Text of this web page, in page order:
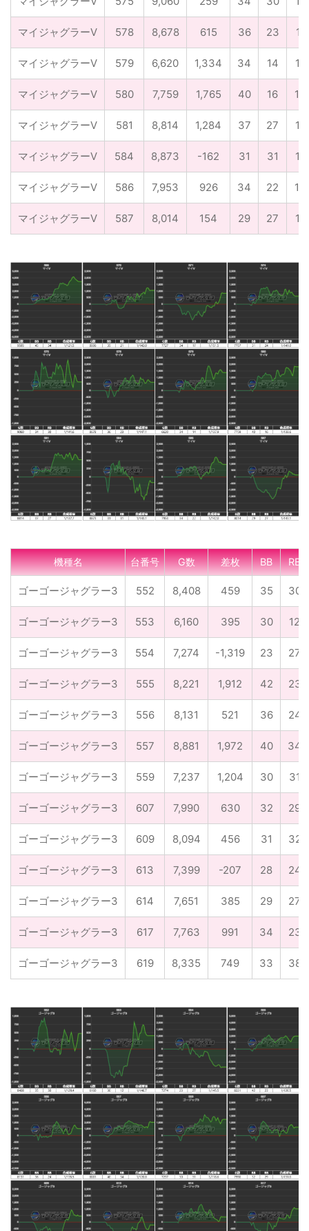
マイジャグラーV 578 8,678 615 36 23 1/
マイジャグラーV 579 6,620 1,334 34 14 1/
マイジャグラーV 580 7,759 1,765 40 16 1/
マイジャグラーV 581 8,814 1,284 37 27 1/
マイジャグラーV 584 8,873 -162 31 31 1/
マイジャグラーV 586 7,953 926 34 22 1/
マイジャグラーV 587 8,014 154 29 27 1/
機種名 台番号 G数 差枚 BB RB
ゴーゴージャグラー3 552 8,408 459 35 30
ゴーゴージャグラー3 553 6,160 395 30 12
ゴーゴージャグラー3 554 7,274 -1,319 23 27
ゴーゴージャグラー3 555 8,221 1,912 42 23
ゴーゴージャグラー3 556 8,131 521 36 24
ゴーゴージャグラー3 557 8,881 1,972 40 34
ゴーゴージャグラー3 559 7,237 1,204 30 31
ゴーゴージャグラー3 607 7,990 630 32 29
ゴーゴージャグラー3 609 8,094 456 31 32
ゴーゴージャグラー3 613 7,399 -207 28 24
ゴーゴージャグラー3 614 7,651 385 29 27
ゴーゴージャグラー3 617 7,763 991 34 23
ゴーゴージャグラー3 619 8,335 749 33 38